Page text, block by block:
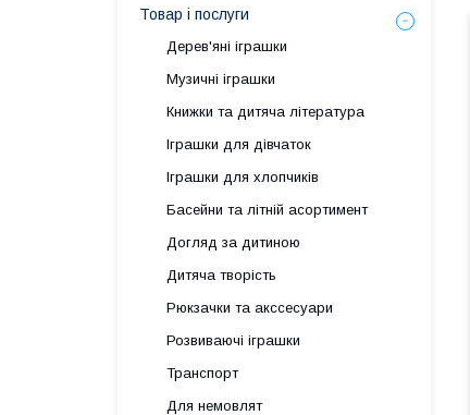
Товар і послуги
Дерев'яні іграшки
Музичні іграшки
Книжки та дитяча література
Іграшки для дівчаток
Іграшки для хлопчиків
Басейни та літній асортимент
Догляд за дитиною
Дитяча творість
Рюкзачки та акссесуари
Розвиваючі іграшки
Транспорт
Для немовлят